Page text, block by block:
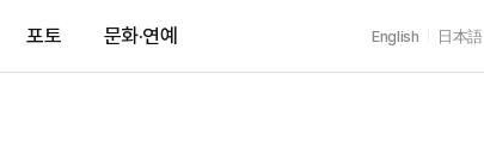
포토 문화·연예 English 日本語